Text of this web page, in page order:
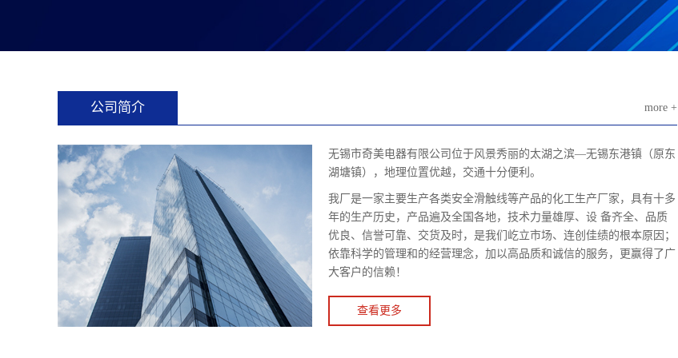
more +
公司简介
无锡市奇美电器有限公司位于风景秀丽的太湖之滨—无锡东港镇（原东
湖塘镇），地理位置优越，交通十分便利。
我厂是一家主要生产各类安全滑触线等产品的化工生产厂家，具有十多
年的生产历史，产品遍及全国各地，技术力量雄厚、设 备齐全、品质
优良、信誉可靠、交货及时，是我们屹立市场、连创佳绩的根本原因；
依靠科学的管理和的经营理念，加以高品质和诚信的服务，更赢得了广
大客户的信赖！
查看更多